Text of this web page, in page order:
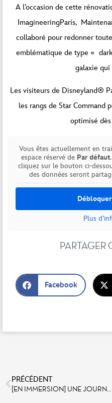
A l’occasion de cette
ImagineeringParis,
collaboré pour redonner
emblématique de type «
galaxie qui
Les visiteurs de Disneyland®
les rangs de Star Command
optimisé
Vous êtes actuellement en
espace réservé de Par défaut
cliquez sur le bouton ci-
des données seront
Plus
PARTAGER
Facebook
PRÉCÉDENT
[EN IMMERSION] UNE JOURNÉE AVEC LES CAST MEMBERS DU SPORTS BAR & LOUNGE